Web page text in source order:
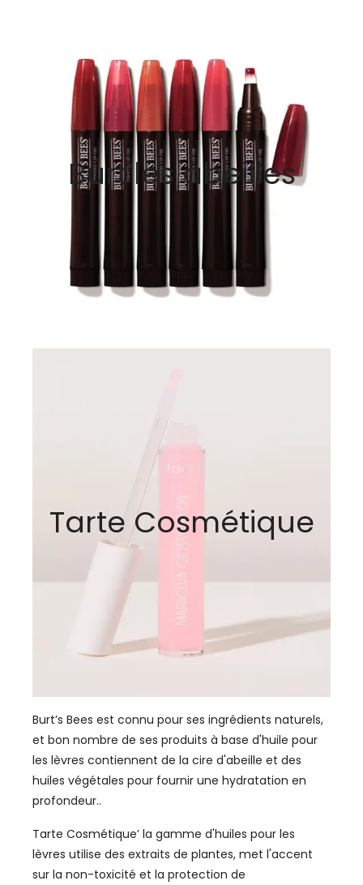
Burt’les abeilles
Tarte Cosmétique
Burt’s Bees est connu pour ses ingrédients naturels,
et bon nombre de ses produits à base d'huile pour
les lèvres contiennent de la cire d'abeille et des
huiles végétales pour fournir une hydratation en
profondeur..
Tarte Cosmétique’ la gamme d'huiles pour les
lèvres utilise des extraits de plantes, met l'accent
sur la non-toxicité et la protection de